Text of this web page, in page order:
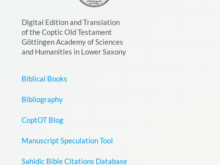
Digital Edition and Translation
of the Coptic Old Testament
Göttingen Academy of Sciences
and Humanities in Lower Saxony
Biblical Books
Bibliography
CoptOT Blog
Manuscript Speculation Tool
Sahidic Bible Citations Database